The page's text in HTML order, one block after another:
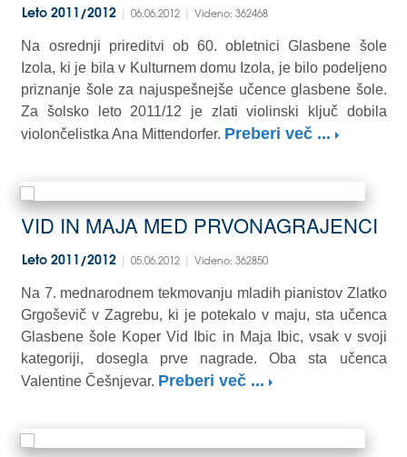
Leto 2011/2012 | 06.06.2012 | Videno: 362468
Na osrednji prireditvi ob 60. obletnici Glasbene šole
Izola, ki je bila v Kulturnem domu Izola, je bilo podeljeno
priznanje šole za najuspešnejše učence glasbene šole.
Za šolsko leto 2011/12 je zlati violinski ključ dobila
violončelistka Ana Mittendorfer. Preberi več ...
VID IN MAJA MED PRVONAGRAJENCI
Leto 2011/2012 | 05.06.2012 | Videno: 362850
Na 7. mednarodnem tekmovanju mladih pianistov Zlatko
Grgoševič v Zagrebu, ki je potekalo v maju, sta učenca
Glasbene šole Koper Vid Ibic in Maja Ibic, vsak v svoji
kategoriji, dosegla prve nagrade. Oba sta učenca
Valentine Češnjevar. Preberi več ...